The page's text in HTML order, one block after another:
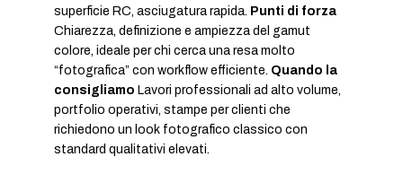
superficie RC, asciugatura rapida. Punti di forza
Chiarezza, definizione e ampiezza del gamut
colore, ideale per chi cerca una resa molto
“fotografica” con workflow efficiente. Quando la
consigliamo Lavori professionali ad alto volume,
portfolio operativi, stampe per clienti che
richiedono un look fotografico classico con
standard qualitativi elevati.